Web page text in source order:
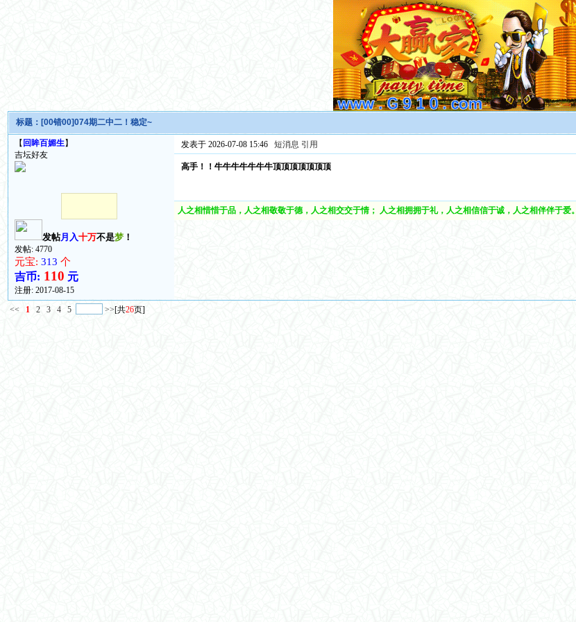
标题： [00错00]074期二中二！稳定~
【 回眸百媚生】
吉坛好友
发帖月入十万不是梦 ！
发帖: 4770
元宝: 313个
吉币: 110 元
注册:2017-08-15
发表于 2026-07-08 15:46短消息 引用
高手！！牛牛牛牛牛牛牛顶顶顶顶顶顶顶
人之相惜惜于品，人之相敬敬于德，人之相交交于情； 人之相拥拥于礼，人之相信信于诚，人之相伴伴于爱。
<< 1 2 3 4 5 >>[共26页]